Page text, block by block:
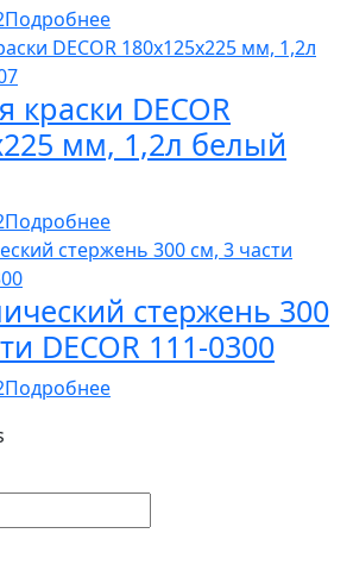
Подробнее
DECOR
мм, 1,2л белый
Подробнее
стержень 300
DECOR 111-0300
Подробнее